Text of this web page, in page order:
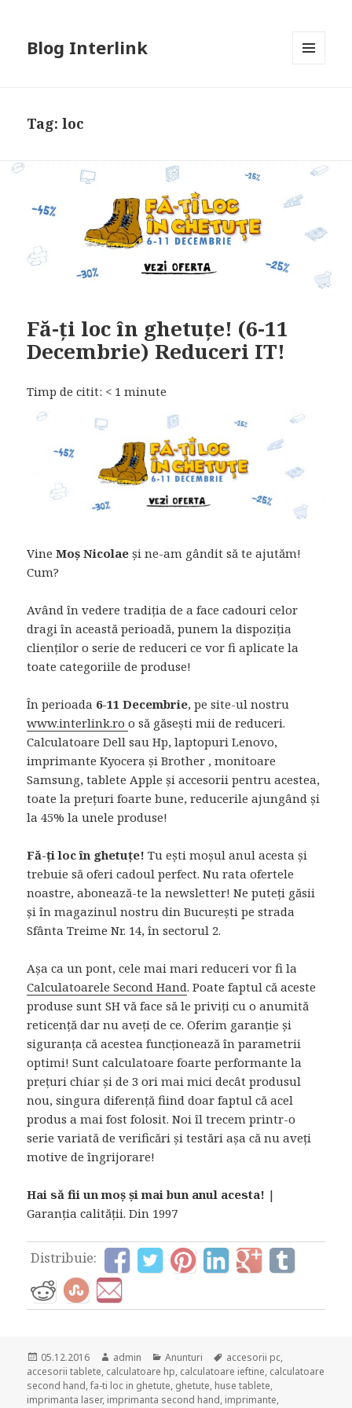
Blog Interlink
Tag:loc
Fă-ți loc în ghetuțe! (6-11
Decembrie) Reduceri IT!
Timp de citit: < 1 minute
VineMoș Nicolae și ne-am gândit să te ajutăm!
Cum?
Având în vedere tradiția de a face cadouri celor
dragi în această perioadă, punem la dispoziția
clienților o serie de reduceri ce vor fi aplicate la
toate categoriile de produse!
În perioada 6-11 Decembrie, pe site-ul nostru
www.interlink.roo să găsești mii de reduceri.
Calculatoare Dell sau Hp, laptopuri Lenovo,
imprimante Kyocera și Brother , monitoare
Samsung, tablete Apple și accesorii pentru acestea,
toate la prețuri foarte bune, reducerile ajungând și
la 45% la unele produse!
Fă-ți loc în ghetuțe! Tu ești moșul anul acesta și
trebuie să oferi cadoul perfect. Nu rata ofertele
noastre, abonează-te la newsletter! Ne puteți găsii
și în magazinul nostru din București pe strada
Sfânta Treime Nr. 14, în sectorul 2.
Așa ca un pont, cele mai mari reduceri vor fi la
Calculatoarele Second Hand. Poate faptul că aceste
produse sunt SH vă face să le priviți cu o anumită
reticență dar nu aveți de ce. Oferim garanție și
siguranța că acestea funcționează în parametrii
optimi! Sunt calculatoare foarte performante la
prețuri chiar și de 3 ori mai mici decât produsul
nou, singura diferență fiind doar faptul că acel
produs a mai fost folosit. Noi îl trecem printr-o
serie variată de verificări și testări așa că nu aveți
motive de îngrijorare!
Hai să fii un moș și mai bun anul acesta! |
Garanția calității. Din 1997
Distribuie:
Posted
on
05.12.2016 Author
admin Categories
Anunturi Tags
accesorii pc,
accesorii tablete, calculatoare hp, calculatoare ieftine, calculatoare
second hand,fa-ti loc in ghetute, ghetute, huse tablete,
imprimanta laser, imprimanta second hand, imprimante,